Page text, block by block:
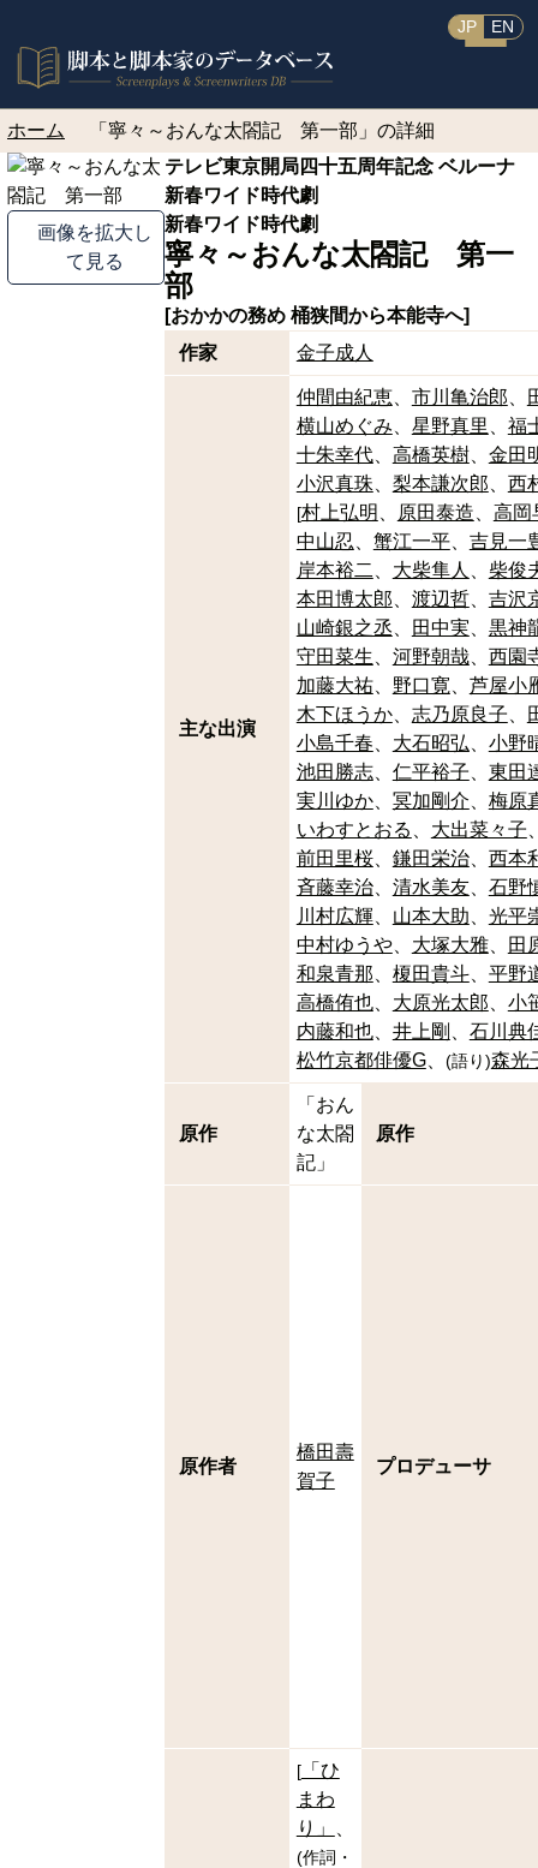
JP EN
ホーム 「寧々～おんな太閤記 第一部」の詳細
画像を拡大し
て見る
テレビ東京開局四十五周年記念 ベルーナ
新春ワイド時代劇
新春ワイド時代劇
寧々～おんな太閤記 第一
部
[おかかの務め 桶狭間から本能寺へ]
作家
金子成人
主な出演
仲間由紀恵 市川亀治郎
横山めぐみ
星野真里
福
十朱幸代
高橋英樹
金田
小沢真珠
梨本謙次郎 西
[村上弘明 原田泰造
高岡
中山忍
蟹江一平
吉見一
岸本裕二
大柴隼人
柴俊
本田博太郎
渡辺哲
吉沢
山崎銀之丞
田中実
黒神
守田菜生
河野朝哉
西園
加藤大祐
野口寛
芦屋小
木下ほうか
志乃原良子
小島千春
大石昭弘
小野
池田勝志
仁平裕子
東田
実川ゆか
冥加剛介
梅原
いわすとおる
大出菜々子
前田里桜
鎌田栄治
西本
斉藤幸治
清水美友
石野
川村広輝
山本大助
光平
中村ゆうや
大塚大雅
田
和泉青那
榎田貴斗
平野
高橋侑也
大原光太郎
小
内藤和也
井上剛
石川典
松竹京都俳優G
(語り )森光
原作
「おん
な太閤
記」
原作
原作者
橋田壽
賀子
プロデューサ
[「ひ
まわ
り」
(作詞・